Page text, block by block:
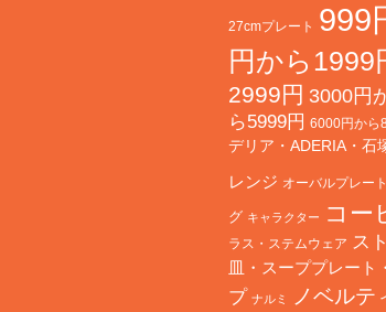
27cmプレート 999
円から1999
2999円 3000円
ら5999円 6000円から
デリア・ADERIA・石
レンジ オーバルプレート
グ キャラクター コー
ラス・ステムウェア ス
皿・スーププレート
プ ナルミ ノベルテ